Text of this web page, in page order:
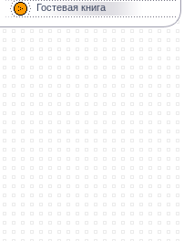
Гостевая книга